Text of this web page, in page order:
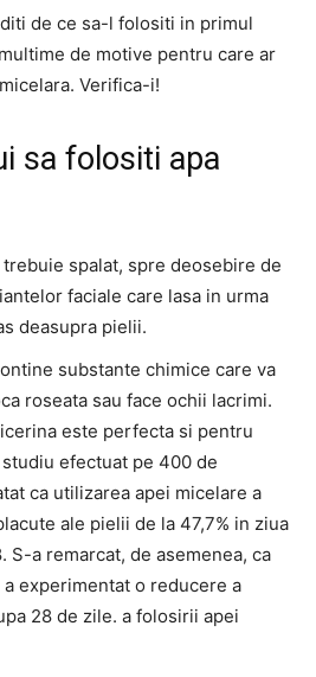
de ce sa-l folositi in primul
de motive pentru care ar
Verifica-i!
sa folositi apa
spalat, spre deosebire de
faciale care lasa in urma
deasupra pielii.
substante chimice care va
roseata sau face ochii lacrimi.
este perfecta si pentru
efectuat pe 400 de
ca utilizarea apei micelare a
ale pielii de la 47,7% in ziua
S-a remarcat, de asemenea, ca
experimentat o reducere a
28 de zile. a folosirii apei